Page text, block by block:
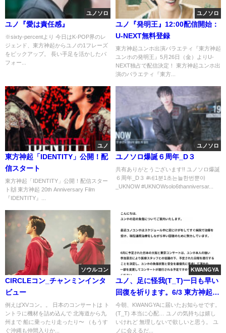
ユノソロ
ユノ『愛は責任感』
※sixty-percentより 今日はK-POP界のレ
ジェンド、東方神起からユノの1フレーズ
をピックアップ。 長い手足を活かしたパ
フォー...
ユノソロ
ユノ『発明王』12:00配信開始：
U-NEXT無料登録
東方神起ユンホ出演バラエティ『東方神起
ユンホの発明王』5月26日（金）よりU-
NEXT独占で配信決定！ 東方神起ユンホ出
演のバラエティ『東方...
ユノ
東方神起「IDENTITY」公開！配
信スタート
東方神起「IDENTITY」公開！配信スター
ト🙌 東方神起 20th Anniversary Film
『IDENTITY』...
ユノソロ
ユノソロ爆誕６周年_D３
共有ありがとうございます!! ユノソロ爆誕
６周年_D３ #네1분1초는늘한번뿐야
_UKNOW #UKNOWsolo6thanniversar...
ソウルコン
CIRCLEコン_チャンミンインタ
ビュー
例えばXVコン。。 日本のコンサートは ト
ントラに機材を詰め込んで 北海道から九
州まで 船に乗ったり走ったり〜 （もうす
ぐ沖縄も仲間入りか...
KWANGYA
ユノ、足に怪我(T_T)一日も早い
回復を祈ります。6/3 東方神起
POPUPショップ＆カフェ：レポ
今朝、KWANGYAに届いたお知らせです。
(T_T) 本当に心配… ユノの気持ちは嬉し
いけれど 無理しないで欲しいと思う。 ユ
ノに会えるだ...